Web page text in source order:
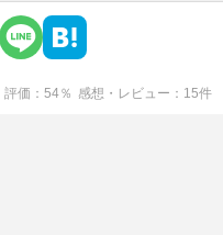
評価 54％ 感想・レビュー 15件